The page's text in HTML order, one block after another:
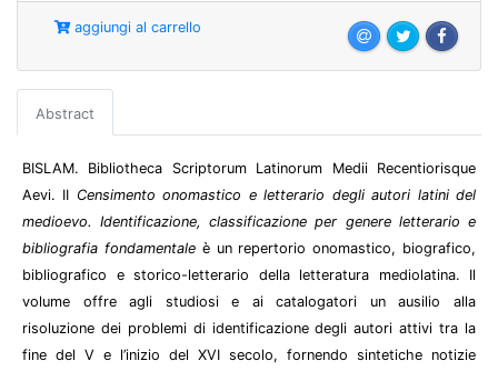
aggiungi al carrello
Abstract
BISLAM. Bibliotheca Scriptorum Latinorum Medii Recentiorisque
Aevi. II Censimento onomastico e letterario degli autori latini del
medioevo. Identificazione, classificazione per genere letterario e
bibliografia fondamentaleè un repertorio onomastico, biografico,
bibliografico e storico-letterario della letteratura mediolatina. Il
volume offre agli studiosi e ai catalogatori un ausilio alla
risoluzione dei problemi di identificazione degli autori attivi tra la
fine del V e l’inizio del XVI secolo, fornendo sintetiche notizie